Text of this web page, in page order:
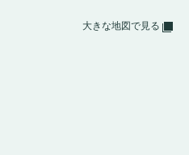
大きな地図で見る